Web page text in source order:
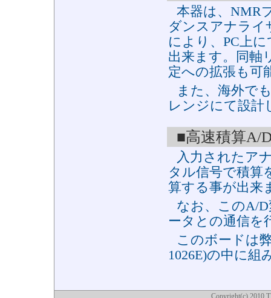
本器は、NMR
ダンスアナライ
により、PC上
出来ます。同軸
定への拡張も可
また、海外で
レンジにて設計
■高速積算A/
入力されたア
タル信号で積算
算する事が出来
なお、このA/
ータとの通信を
このボードは
1026E)の中に組
Copyright(c) 2010